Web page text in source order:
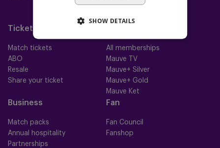
Neerpede
Futsal
Tickets
Match tickets
ABO
Resale
Share your ticket
All memberships
Mauve TV
Mauve+ Silver
Mauve+ Gold
Mauve Ket
Business
Match packs
Annual hospitality
Partnerships
Fan
Fan Council
Fanshop
SHOW DETAILS